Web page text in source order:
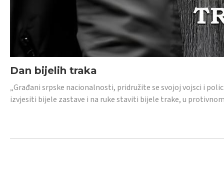
Dan bijelih traka
„Građani srpske nacionalnosti, pridružite se svojoj vojsci i
izvjesiti bijele zastave i na ruke staviti bijele trake, u